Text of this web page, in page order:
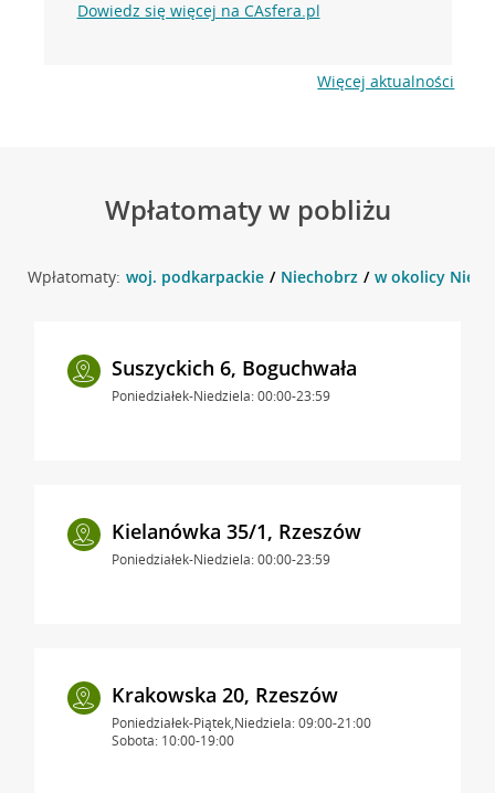
Dowiedz się więcej na CAsfera.pl
Więcej aktualności
Wpłatomaty w pobliżu
Wpłatomaty: woj. podkarpackie Niechobrz w okolicy
Suszyckich 6, Boguchwała
Poniedziałek-Niedziela: 00:00-23:59
Kielanówka 35/1, Rzeszów
Poniedziałek-Niedziela: 00:00-23:59
Krakowska 20, Rzeszów
Poniedziałek-Piątek,Niedziela: 09:00-21:00
Sobota: 10:00-19:00